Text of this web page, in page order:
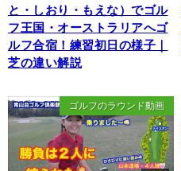
と・しおり・もえな）でゴル
フ王国・オーストラリアへゴ
ルフ合宿！練習初日の様子｜
芝の違い解説
ゴルフのラウンド動画